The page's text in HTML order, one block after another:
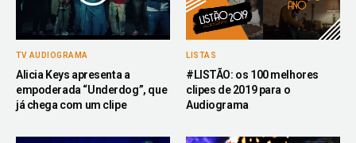
TV AUDIOGRAMA
Alicia Keys apresenta a
empoderada “Underdog”, que
já chega com um clipe
LISTAS
#LISTÃO: os 100 melhores
clipes de 2019 para o
Audiograma